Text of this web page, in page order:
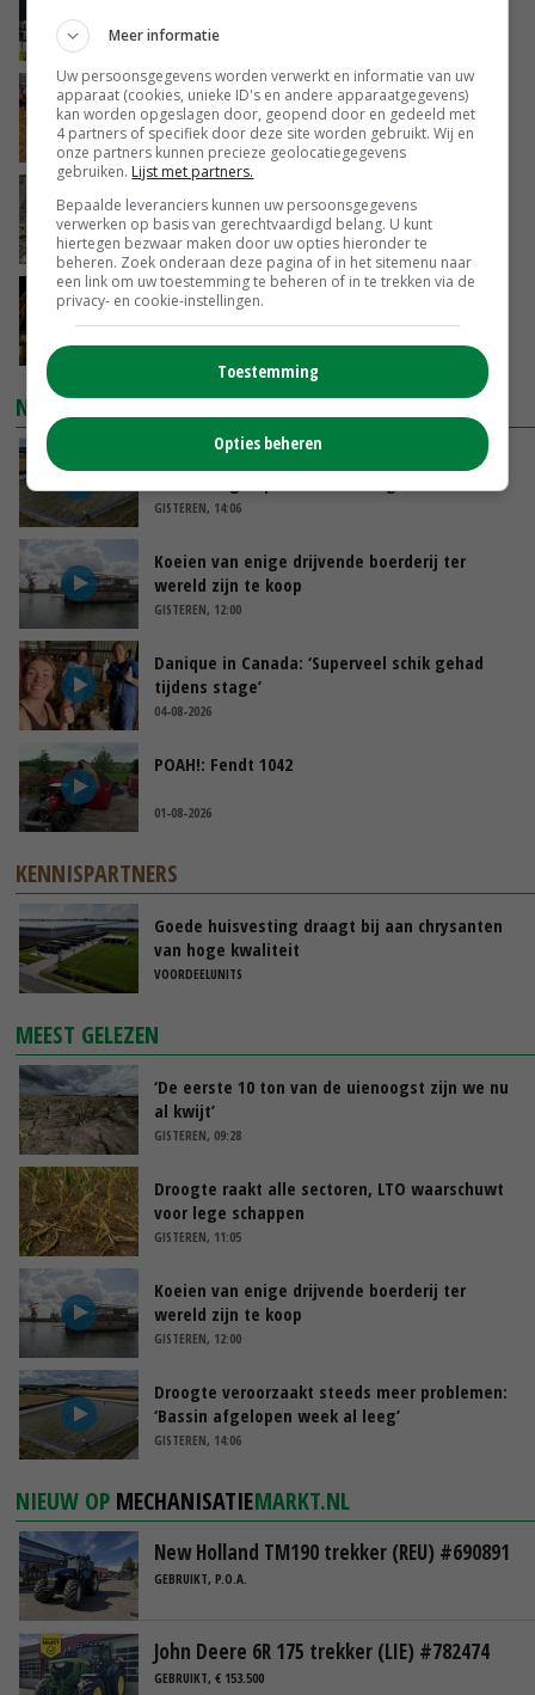
GISTEREN, 17:04
Frans onderzoekcentrum bestrijkt hele
varkensvleesketen
GISTEREN, 15:29
Emmeloord noteert eerste zaaiuien op
maximaal 20 euro
GISTEREN, 14:59
Spontane boerenacties in Twente en
Apeldoorn zetten de trend
GISTEREN, 14:48
NIEUWSTE VIDEO'S
Droogte veroorzaakt steeds meer problemen:
GISTEREN, 14:06
Koeien van enige drijvende boerderij ter
wereld zijn te koop
GISTEREN, 12:00
Danique in Canada: ‘Superveel schik gehad
tijdens stage’
04-08-2026
POAH!: Fendt 1042
01-08-2026
KENNISPARTNERS
Goede huisvesting draagt bij aan chrysanten
van hoge kwaliteit
VOORDEELUNITS
MEEST GELEZEN
‘De eerste 10 ton van de uienoogst zijn we nu
al kwijt’
GISTEREN, 09:28
Droogte raakt alle sectoren, LTO waarschuwt
voor lege schappen
GISTEREN, 11:05
Koeien van enige drijvende boerderij ter
wereld zijn te koop
GISTEREN, 12:00
Droogte veroorzaakt steeds meer problemen:
‘Bassin afgelopen week al leeg’
GISTEREN, 14:06
NIEUW OP MECHANISATIEMARKT.NL
New Holland TM190 trekker (REU) #690891
GEBRUIKT, P.O.A.
John Deere 6R 175 trekker (LIE) #782474
GEBRUIKT, € 153.500
Meer informatie
Uw persoonsgegevens worden verwerkt en informatie van uw
apparaat (cookies, unieke ID's en andere apparaatgegevens)
kan worden opgeslagen door, geopend door en gedeeld met
4 partners of specifiek door deze site worden gebruikt. Wij en
onze partners kunnen precieze geolocatiegegevens
gebruiken. Lijst met partners.
Bepaalde leveranciers kunnen uw persoonsgegevens
verwerken op basis van gerechtvaardigd belang. U kunt
hiertegen bezwaar maken door uw opties hieronder te
beheren. Zoek onderaan deze pagina of in het sitemenu naar
een link om uw toestemming te beheren of in te trekken via de
privacy- en cookie-instellingen.
Toestemming
Opties beheren